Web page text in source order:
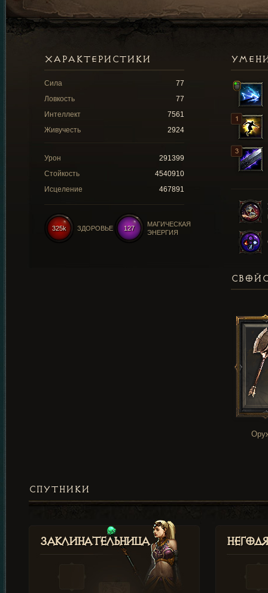
ХАРАКТЕРИСТИКИ
Сила
77
Ловкость
77
Интеллект
7561
Живучесть
2924
Урон
291399
Стойкость
4540910
Исцеление
467891
127
МАГИЧЕСКАЯ
ЭНЕРГИЯ
325k ЗДОРОВЬЕ
СПУТНИКИ
Заклинательница